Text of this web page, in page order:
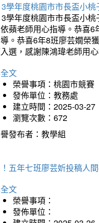
學年度桃園市市長盃小桃
學年度桃園市市長盃小
蘋老師用心指導。恭喜
。恭喜6年8班廖芸嫺榮
選，感謝陳鴻瑋老師用
文
榮譽事項：桃園市競賽
發佈單位：教務處
建立時間：2025-03-27
瀏覽次數：672
發布者：教學組
五年七班廖芸妡投稿人
文
榮譽事項：
發佈單位：